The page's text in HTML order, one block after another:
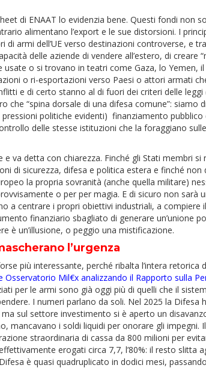
di ENAAT lo evidenzia bene. Questi fondi non
alimentano l’export e le sue distorsioni. I
di armi dell’UE verso destinazioni controverse, e
delle aziende di vendere all’estero, di creare
o si trovano in teatri come Gaza, lo Yemen,
o ri-esportazioni verso Paesi o attori armati
e di certo stanno al di fuori dei criteri delle
che “spina dorsale di una difesa comune”:
politiche evidenti) finanziamento pubblico
delle stesse istituzioni che la foraggiano
e va detta con chiarezza. Finché gli Stati membri
di sicurezza, difesa e politica estera e finché
la propria sovranità (anche quella militare)
o per per magia. E di sicuro non
a centrare i propri obiettivi industriali, a compiere il
finanziario sbagliato di generare un’unione
è un’illusione, o peggio una mistificazione.
l’urgenza
più interessante, perché ribalta l’intera retorica
Mil€x analizzando il Rapporto sulla
per le armi sono già oggi più di quelli che il
I numeri parlano da soli. Nel 2025 la Difesa
sul settore investimento si è aperto un
mancavano i soldi liquidi per onorare gli impegni.
straordinaria di cassa da 800 milioni per
erogati circa 7,7, l’80%: il resto slitta
è quasi quadruplicato in dodici mesi,